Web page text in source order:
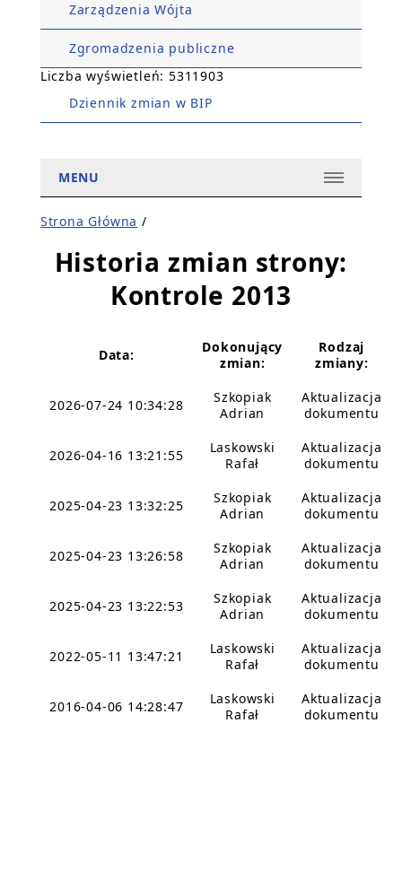
Zarządzenia Wójta
Zgromadzenia publiczne
Liczba wyświetleń: 5311903
Dziennik zmian w BIP
MENU
Strona Główna /
Historia zmian strony:
Kontrole 2013
Data:
Dokonujący
zmian:
Rodzaj
zmiany:
2026-07-24 10:34:28
Szkopiak
Adrian
Aktualizacja
dokumentu
2026-04-16 13:21:55
Laskowski
Rafał
Aktualizacja
dokumentu
2025-04-23 13:32:25
Szkopiak
Adrian
Aktualizacja
dokumentu
2025-04-23 13:26:58
Szkopiak
Adrian
Aktualizacja
dokumentu
2025-04-23 13:22:53
Szkopiak
Adrian
Aktualizacja
dokumentu
2022-05-11 13:47:21
Laskowski
Rafał
Aktualizacja
dokumentu
2016-04-06 14:28:47
Laskowski
Rafał
Aktualizacja
dokumentu